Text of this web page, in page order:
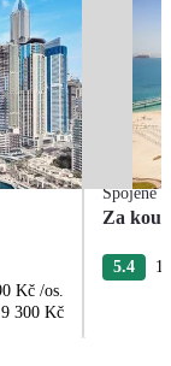
Kč /os.
9 300 Kč
Spojené
Za
5.4